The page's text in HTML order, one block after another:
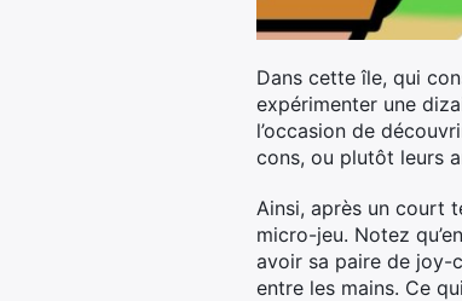
Dans cette île, qui
expérimenter une
l’occasion de
cons, ou plutôt leurs
Ainsi, après un court
micro-jeu. Notez
avoir sa paire de joy-
entre les mains. Ce